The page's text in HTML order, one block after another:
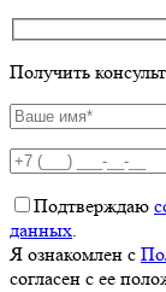
Получить
Подтверждаю
данных.
Я ознакомлен с
согласен с ее